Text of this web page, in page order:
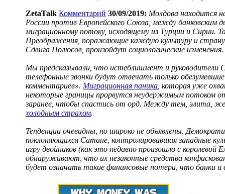
ZetaTalk Комментарий 30/09/2019: Молдова находится
России против Европейского Союза, между
миграционному потоку, исходящему из Турции и Сирии.
Преображения, поражающие каждую культуру и
Сдвига Полюсов, произойдут социологические изменения.
Мы предсказывали, что истеблишмент и
телефонные звонки будут отвечать только
комментариев». Миграционная паника , которая уже
некоторые границы прорвутся неудержимым потоком
заранее, чтобы спастись от орд. Между тем, элита,
холодным страхом.
Тенденции очевидны, но широко не объявлены.
поклоняющихся Сатане, контролировавшая западные
игру двойников (как это недавно произошло с
обнаруживают, что их незаконные средства
будет означать такие финансовые потери, что банки